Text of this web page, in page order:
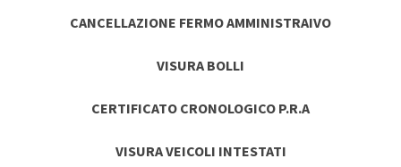
CANCELLAZIONE FERMO AMMINISTRAIVO
VISURA BOLLI
CERTIFICATO CRONOLOGICO P.R.A
VISURA VEICOLI INTESTATI